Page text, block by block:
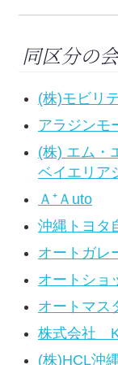
同区分の
(株)モビリ
アラジンモ
(株) エム・
ベイエリア
Ａ⁺Ａuto
沖縄トヨタ
オートガ
オートショ
オートマス
株式会社
(株)HCL沖